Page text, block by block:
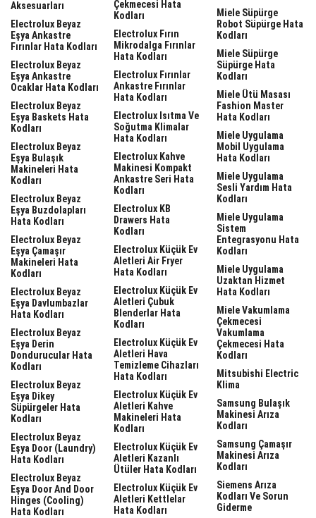
Aksesuarları
Electrolux Beyaz
Eşya Ankastre
Fırınlar Hata Kodları
Electrolux Beyaz
Eşya Ankastre
Ocaklar Hata Kodları
Electrolux Beyaz
Eşya Baskets Hata
Kodları
Electrolux Beyaz
Eşya Bulaşık
Makineleri Hata
Kodları
Electrolux Beyaz
Eşya Buzdolapları
Hata Kodları
Electrolux Beyaz
Eşya Çamaşır
Makineleri Hata
Kodları
Electrolux Beyaz
Eşya Davlumbazlar
Hata Kodları
Electrolux Beyaz
Eşya Derin
Dondurucular Hata
Kodları
Electrolux Beyaz
Eşya Dikey
Süpürgeler Hata
Kodları
Electrolux Beyaz
Eşya Door (laundry)
Hata Kodları
Electrolux Beyaz
Eşya Door And Door
Hinges (cooling)
Hata Kodları
Çekmecesi Hata
Kodları
Electrolux Fırın
Mikrodalga Fırınlar
Hata Kodları
Electrolux Fırınlar
Ankastre Fırınlar
Hata Kodları
Electrolux Isıtma Ve
Soğutma Klimalar
Hata Kodları
Electrolux Kahve
Makinesi Kompakt
Ankastre Seri Hata
Kodları
Electrolux KB
Drawers Hata
Kodları
Electrolux Küçük Ev
Aletleri Air Fryer
Hata Kodları
Electrolux Küçük Ev
Aletleri Çubuk
Blenderlar Hata
Kodları
Electrolux Küçük Ev
Aletleri Hava
Temizleme Cihazları
Hata Kodları
Electrolux Küçük Ev
Aletleri Kahve
Makineleri Hata
Kodları
Electrolux Küçük Ev
Aletleri Kazanlı
Ütüler Hata Kodları
Electrolux Küçük Ev
Aletleri Kettlelar
Hata Kodları
Miele Süpürge
Robot Süpürge Hata
Kodları
Miele Süpürge
Süpürge Hata
Kodları
Miele Ütü Masası
Fashion Master
Hata Kodları
Miele Uygulama
Mobil Uygulama
Hata Kodları
Miele Uygulama
Sesli Yardım Hata
Kodları
Miele Uygulama
Sistem
Entegrasyonu Hata
Kodları
Miele Uygulama
Uzaktan Hizmet
Hata Kodları
Miele Vakumlama
Çekmecesi
Vakumlama
Çekmecesi Hata
Kodları
Mitsubishi Electric
Klima
Samsung Bulaşık
Makinesi Arıza
Kodları
Samsung Çamaşır
Makinesi Arıza
Kodları
Siemens Arıza
Kodları Ve Sorun
Giderme